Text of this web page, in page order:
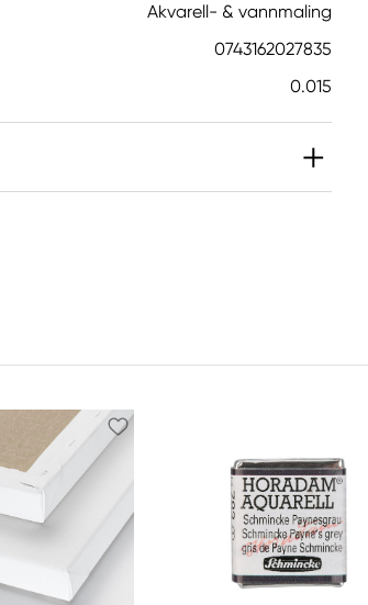
Akvarell- & vannmaling
0743162027835
0.015